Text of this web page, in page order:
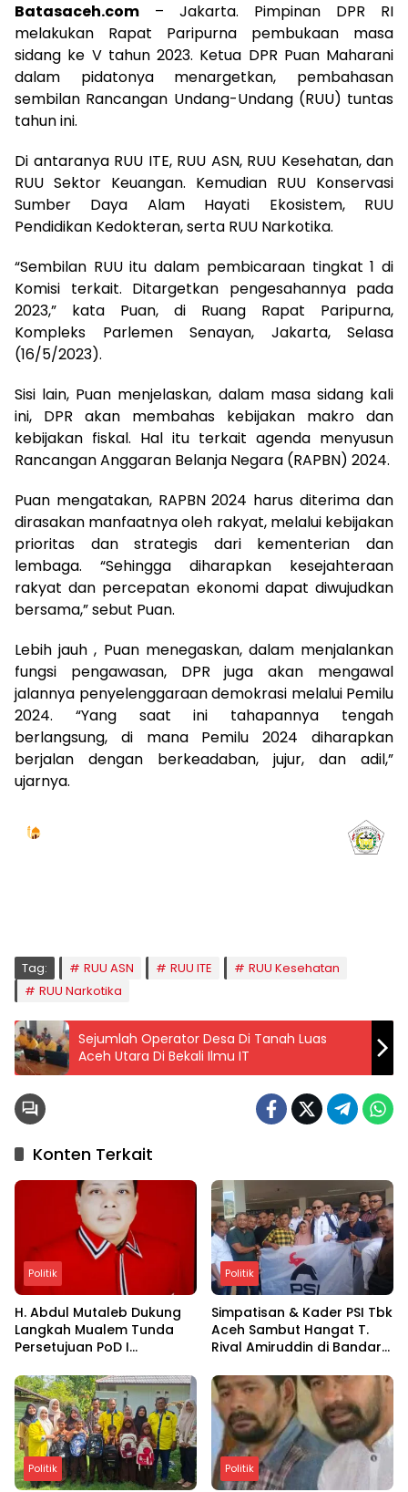
Batasaceh.com – Jakarta. Pimpinan DPR RI
melakukan Rapat Paripurna pembukaan masa
sidang ke V tahun 2023. Ketua DPR Puan Maharani
dalam pidatonya menargetkan, pembahasan
sembilan Rancangan Undang-Undang (RUU) tuntas
tahun ini.
Di antaranya RUU ITE, RUU ASN, RUU Kesehatan, dan
RUU Sektor Keuangan. Kemudian RUU Konservasi
Sumber Daya Alam Hayati Ekosistem, RUU
Pendidikan Kedokteran, serta RUU Narkotika.
“Sembilan RUU itu dalam pembicaraan tingkat 1 di
Komisi terkait. Ditargetkan pengesahannya pada
2023,” kata Puan, di Ruang Rapat Paripurna,
Kompleks Parlemen Senayan, Jakarta, Selasa
(16/5/2023).
Sisi lain, Puan menjelaskan, dalam masa sidang kali
ini, DPR akan membahas kebijakan makro dan
kebijakan fiskal. Hal itu terkait agenda menyusun
Rancangan Anggaran Belanja Negara (RAPBN) 2024.
Puan mengatakan, RAPBN 2024 harus diterima dan
dirasakan manfaatnya oleh rakyat, melalui kebijakan
prioritas dan strategis dari kementerian dan
lembaga. “Sehingga diharapkan kesejahteraan
rakyat dan percepatan ekonomi dapat diwujudkan
bersama,” sebut Puan.
Lebih jauh , Puan menegaskan, dalam menjalankan
fungsi pengawasan, DPR juga akan mengawal
jalannya penyelenggaraan demokrasi melalui Pemilu
2024. “Yang saat ini tahapannya tengah
berlangsung, di mana Pemilu 2024 diharapkan
berjalan dengan berkeadaban, jujur, dan adil,”
ujarnya.
Tag: RUU ASN RUU ITE
RUU Kesehatan
RUU Narkotika
Sejumlah Operator Desa Di Tanah Luas
Aceh Utara Di Bekali Ilmu IT
Konten Terkait
Politik
H. Abdul Mutaleb Dukung
Langkah Mualem Tunda
Persetujuan PoD I
South Andaman
Politik
Simpatisan & Kader PSI Tbk
Aceh Sambut Hangat T.
Rival Amiruddin di Bandara
Politik Politik